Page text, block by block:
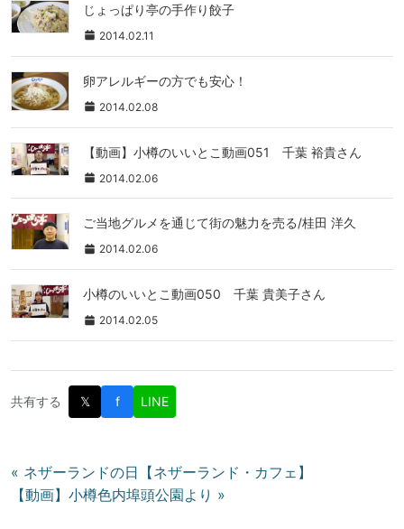
じょっぱり亭の手作り餃子
2014.02.11
卵アレルギーの方でも安心！
2014.02.08
【動画】小樽のいいとこ動画051 千葉 裕貴さん
2014.02.06
ご当地グルメを通じて街の魅力を売る/桂田 洋久
2014.02.06
小樽のいいとこ動画050 千葉 貴美子さん
2014.02.05
共有する 𝕏 f LINE
投
稿
« ネザーランドの日【ネザーランド・カフェ】
【動画】小樽色内埠頭公園より »